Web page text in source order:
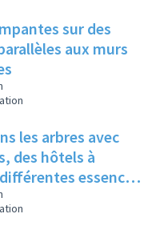
sur des
aux murs
les arbres avec
des hôtels à
essences
sur la place du